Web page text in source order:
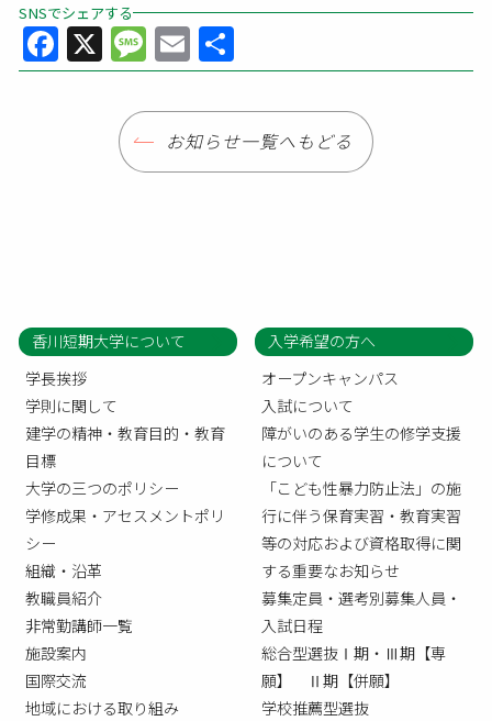
SNSでシェアする
Facebook
X Message
Email
有
お知らせ一覧へもどる
香川短期大学について
学長挨拶
学則に関して
建学の精神・教育目的・教育
目標
大学の三つのポリシー
学修成果・アセスメントポリ
シー
組織・沿革
教職員紹介
非常勤講師一覧
施設案内
国際交流
地域における取り組み
入学希望の方へ
オープンキャンパス
入試について
障がいのある学生の修学支援
について
「こども性暴力防止法」の施
行に伴う保育実習・教育実習
等の対応および資格取得に関
する重要なお知らせ
募集定員・選考別募集人員・
入試日程
総合型選抜Ⅰ期・Ⅲ期【専
願】 Ⅱ期【併願】
学校推薦型選抜